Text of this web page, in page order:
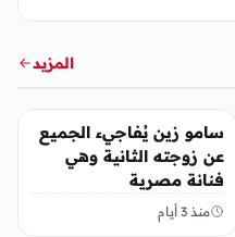
المزيد
الفن
سامو زين يُفاجيء الجميع
عن زوجته الثانية وهي
فنانة مصرية
منذ 3 أيام